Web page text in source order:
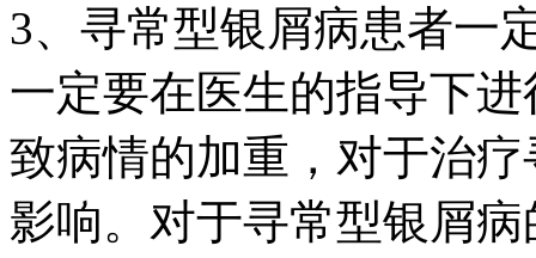
3、寻常型银屑病患者一
一定要在医生的指导下
致病情的加重，对于治
影响。对于寻常型银屑